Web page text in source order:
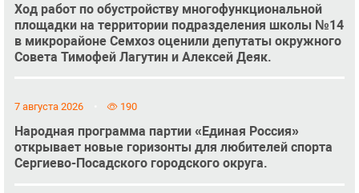
Ход работ по обустройству многофункциональной
площадки на территории подразделения школы №14
в микрорайоне Семхоз оценили депутаты окружного
Совета Тимофей Лагутин и Алексей Деяк.
7 августа 2026 190
Народная программа партии «Единая Россия»
открывает новые горизонты для любителей спорта
Сергиево-Посадского городского округа.